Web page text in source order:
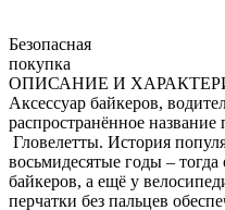
Безопасная
покупка
ОПИСАНИЕ И
Аксессуар байкеров,
распространённое название
Гловелетты. История
восьмидесятые годы –
байкеров, а ещё у
перчатки без пальцев